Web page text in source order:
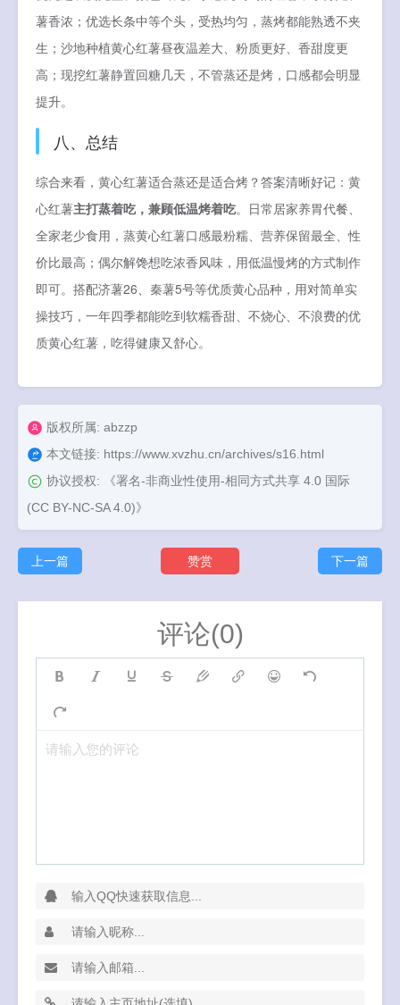
薯香浓；优选长条中等个头，受热均匀，蒸烤都能熟透不夹
生；沙地种植黄心红薯昼夜温差大、粉质更好、香甜度更
高；现挖红薯静置回糖几天，不管蒸还是烤，口感都会明显
提升。
八、总结
综合来看，黄心红薯适合蒸还是适合烤？答案清晰好记：黄
心红薯主打蒸着吃，兼顾低温烤着吃。日常居家养胃代餐、
全家老少食用，蒸黄心红薯口感最粉糯、营养保留最全、性
价比最高；偶尔解馋想吃浓香风味，用低温慢烤的方式制作
即可。搭配济薯26、秦薯5号等优质黄心品种，用对简单实
操技巧，一年四季都能吃到软糯香甜、不烧心、不浪费的优
质黄心红薯，吃得健康又舒心。
版权所属: abzzp
本文链接: https://www.xvzhu.cn/archives/s16.html
协议授权:
《署名-非商业性使用-相同方式共享 4.0 国际
(CC BY-NC-SA 4.0)》
下一篇
上一篇 赞赏
评论(0)
请输入您的评论